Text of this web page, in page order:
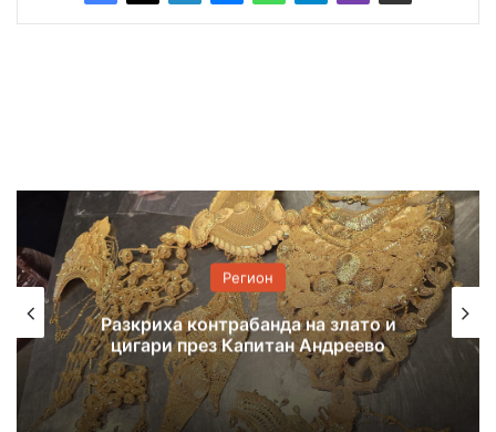
Регион
7 екипа гасиха пожар, тръгнал от
балиране на слама